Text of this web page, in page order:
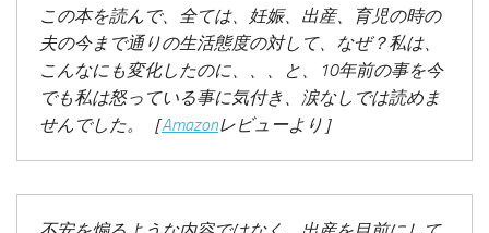
この本を読んで、全ては、妊娠、出産、育児の時の
夫の今まで通りの生活態度の対して、なぜ？私は、
こんなにも変化したのに、、、と、10年前の事を今
でも私は怒っている事に気付き、涙なしでは読めま
せんでした。［Amazonレビューより］